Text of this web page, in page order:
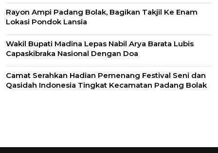
Rayon Ampi Padang Bolak, Bagikan Takjil Ke Enam
Lokasi Pondok Lansia
Wakil Bupati Madina Lepas Nabil Arya Barata Lubis
Capaskibraka Nasional Dengan Doa
Camat Serahkan Hadian Pemenang Festival Seni dan
Qasidah Indonesia Tingkat Kecamatan Padang Bolak